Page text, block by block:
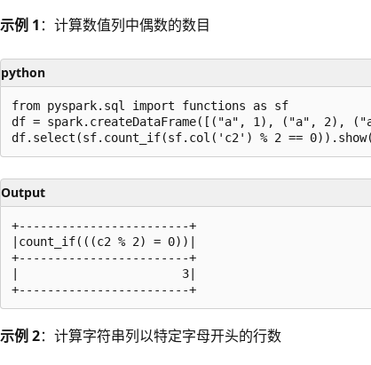
示例 1 ：计算数值列中偶数的数目
python
from pyspark.sql import functions as sf
df = spark.createDataFrame([("a", 1), ("a",
Output
+------------------------+
|count_if(((c2 % 2) = 0))|
+------------------------+
|                       3|
示例 2：计算字符串列以特定字母开头的行数